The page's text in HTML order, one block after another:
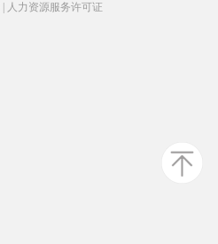
人力资源服务许可证